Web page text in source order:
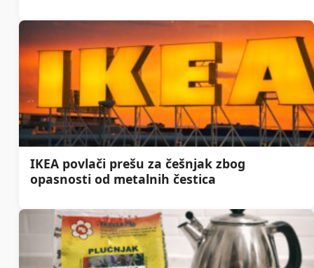
IKEA povlači prešu za češnjak zbog
opasnosti od metalnih čestica